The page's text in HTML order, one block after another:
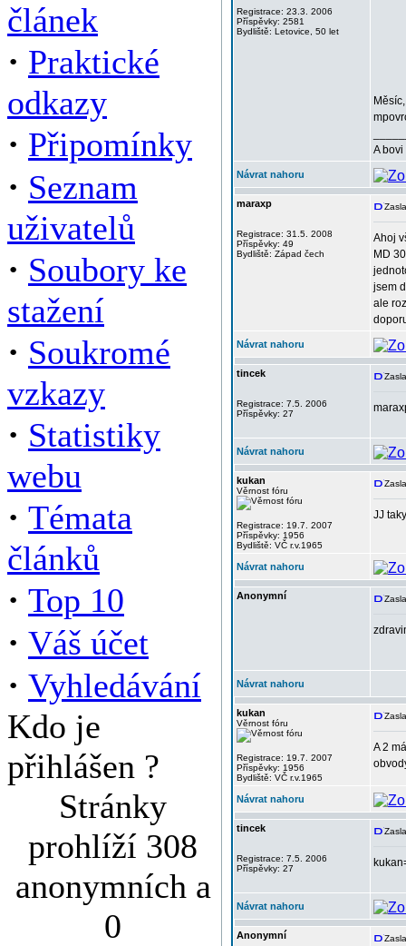
článek
· Praktické
odkazy
· Připomínky
· Seznam
uživatelů
· Soubory ke
stažení
· Soukromé
vzkazy
· Statistiky
webu
· Témata
článků
· Top 10
· Váš účet
· Vyhledávání
Kdo je
přihlášen ?
Stránky
prohlíží 308
anonymních a
0
Registrace: 23.3. 2006
Příspěvky: 2581
Bydliště: Letovice, 50 let
A
Návrat nahoru
maraxp
Registrace: 31.5. 2008
Příspěvky: 49
Bydliště: Západ čech
Ahoj
MD
jsem
ale
Návrat nahoru
tincek
Registrace: 7.5. 2006
Příspěvky: 27
Návrat nahoru
kukan
Věrnost fóru
Registrace: 19.7. 2007
Příspěvky: 1956
Bydliště: VČ r.v.1965
JJ
Návrat nahoru
Anonymní
Návrat nahoru
kukan
Věrnost fóru
Registrace: 19.7. 2007
Příspěvky: 1956
Bydliště: VČ r.v.1965
A 2
Návrat nahoru
tincek
Registrace: 7.5. 2006
Příspěvky: 27
Návrat nahoru
Anonymní